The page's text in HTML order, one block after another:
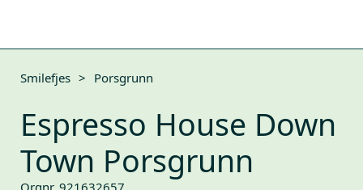
Smilefjes > Porsgrunn
Espresso House Down
Town Porsgrunn
Orgnr. 921632657